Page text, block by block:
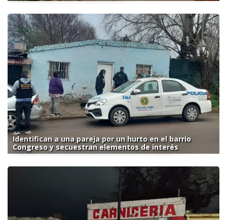
Identifican a una pareja por un hurto en el barrio
Congreso y secuestran elementos de interés